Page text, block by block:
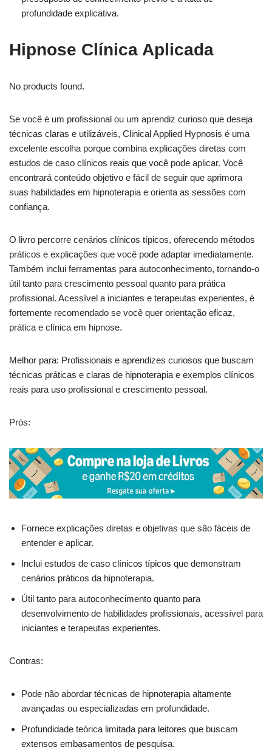
profundidade explicativa.
Hipnose Clínica Aplicada
No products found.
Se você é um profissional ou um aprendiz curioso que deseja
técnicas claras e utilizáveis, Clinical Applied Hypnosis é uma
excelente escolha porque combina explicações diretas com
estudos de caso clínicos reais que você pode aplicar. Você
encontrará conteúdo objetivo e fácil de seguir que aprimora
suas habilidades em hipnoterapia e orienta as sessões com
confiança.
O livro percorre cenários clínicos típicos, oferecendo métodos
práticos e explicações que você pode adaptar imediatamente.
Também inclui ferramentas para autoconhecimento, tornando-o
útil tanto para crescimento pessoal quanto para prática
profissional. Acessível a iniciantes e terapeutas experientes, é
fortemente recomendado se você quer orientação eficaz,
prática e clínica em hipnose.
Melhor para: Profissionais e aprendizes curiosos que buscam
técnicas práticas e claras de hipnoterapia e exemplos clínicos
reais para uso profissional e crescimento pessoal.
Prós:
Fornece explicações diretas e objetivas que são fáceis de
entender e aplicar.
Inclui estudos de caso clínicos típicos que demonstram
cenários práticos da hipnoterapia.
Útil tanto para autoconhecimento quanto para
desenvolvimento de habilidades profissionais, acessível para
iniciantes e terapeutas experientes.
Contras:
Pode não abordar técnicas de hipnoterapia altamente
avançadas ou especializadas em profundidade.
Profundidade teórica limitada para leitores que buscam
extensos embasamentos de pesquisa.